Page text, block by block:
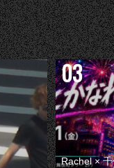
Rachel ×